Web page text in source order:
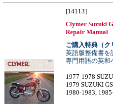
[14113]
Clymer Suzuki
Repair Manual
ご購入特典（ク
英語版整備書を
専門用語の英和
1977-1978
1979 SUZUKI
1980-1983,